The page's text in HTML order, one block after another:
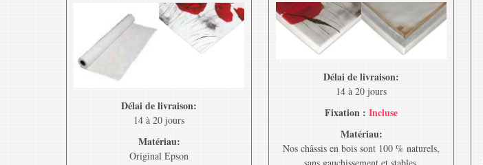
Délai de livraison:
14 à 20 jours
Matériau:
Original Epson
Délai de livraison:
14 à 20 jours
Fixation : Incluse
Matériau:
Nos châssis en bois sont 100 % naturels,